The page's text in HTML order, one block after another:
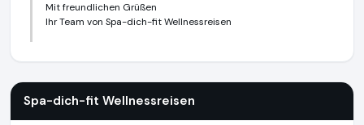
Mit freundlichen Grüßen
Ihr Team von Spa-dich-fit Wellnessreisen
Spa-dich-fit Wellnessreisen